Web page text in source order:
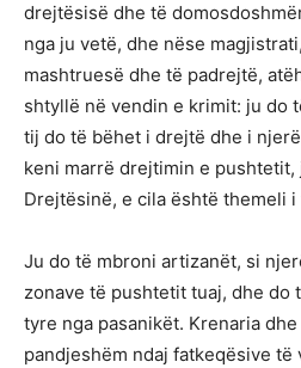
drejtësisë dhe të
nga ju vetë, dhe nëse
mashtruesë dhe të padrejtë,
shtyllë në vendin e krimit: ju do
tij do të bëhet i drejtë dhe i
keni marrë drejtimin e
Drejtësinë, e cila është themeli
Ju do të mbroni artizanët, si
zonave të pushtetit tuaj, dhe do
tyre nga pasanikët. Krenaria
pandjeshëm ndaj fatkeqësive